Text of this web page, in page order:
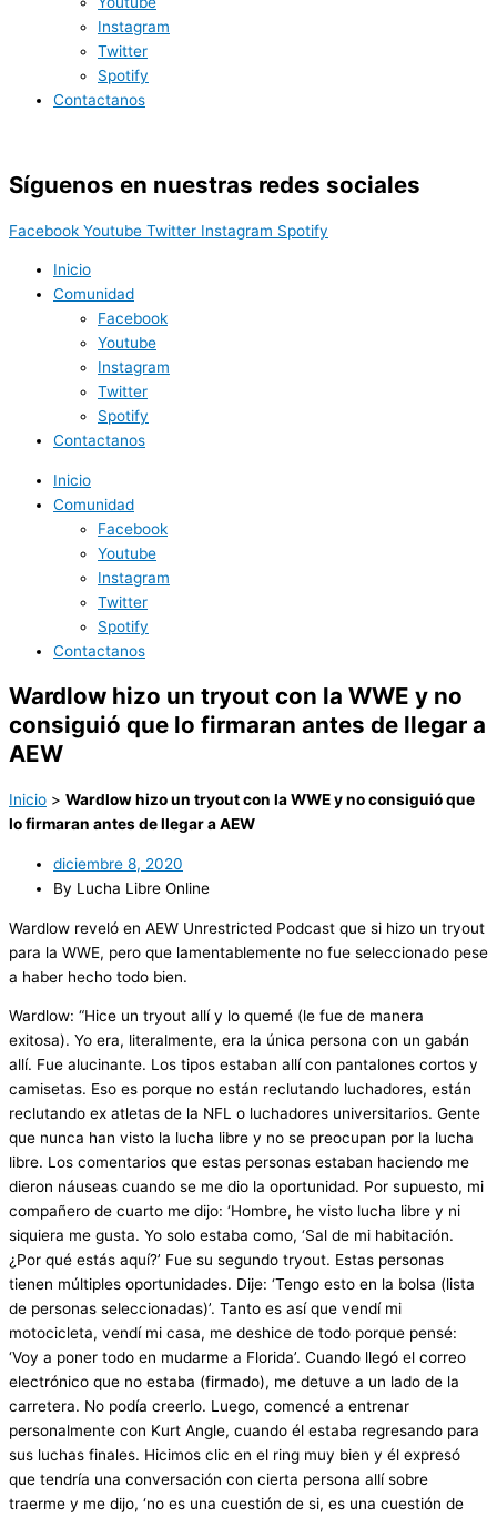
Instagram
Twitter
Spotify
Contactanos
Síguenos en nuestras redes sociales
Facebook Youtube Twitter Instagram Spotify
Inicio
Comunidad
Facebook
Youtube
Instagram
Twitter
Spotify
Contactanos
Inicio
Comunidad
Facebook
Youtube
Instagram
Twitter
Spotify
Contactanos
Wardlow hizo un tryout con la WWE y no
consiguió que lo firmaran antes de llegar a
AEW
Inicio > Wardlow hizo un tryout con la WWE y no consiguió que
lo firmaran antes de llegar a AEW
diciembre 8, 2020
By Lucha Libre Online
Wardlow reveló en AEW Unrestricted Podcast que si hizo un tryout
para la WWE, pero que lamentablemente no fue seleccionado pese
a haber hecho todo bien.
Wardlow: “Hice un tryout allí y lo quemé (le fue de manera
exitosa). Yo era, literalmente, era la única persona con un gabán
allí. Fue alucinante. Los tipos estaban allí con pantalones cortos y
camisetas. Eso es porque no están reclutando luchadores, están
reclutando ex atletas de la NFL o luchadores universitarios. Gente
que nunca han visto la lucha libre y no se preocupan por la lucha
libre. Los comentarios que estas personas estaban haciendo me
dieron náuseas cuando se me dio la oportunidad. Por supuesto, mi
compañero de cuarto me dijo: ‘Hombre, he visto lucha libre y ni
siquiera me gusta. Yo solo estaba como, ‘Sal de mi habitación.
¿Por qué estás aquí?’ Fue su segundo tryout. Estas personas
tienen múltiples oportunidades. Dije: ‘Tengo esto en la bolsa (lista
de personas seleccionadas)’. Tanto es así que vendí mi
motocicleta, vendí mi casa, me deshice de todo porque pensé:
‘Voy a poner todo en mudarme a Florida’. Cuando llegó el correo
electrónico que no estaba (firmado), me detuve a un lado de la
carretera. No podía creerlo. Luego, comencé a entrenar
personalmente con Kurt Angle, cuando él estaba regresando para
sus luchas finales. Hicimos clic en el ring muy bien y él expresó
que tendría una conversación con cierta persona allí sobre
traerme y me dijo, ‘no es una cuestión de si, es una cuestión de